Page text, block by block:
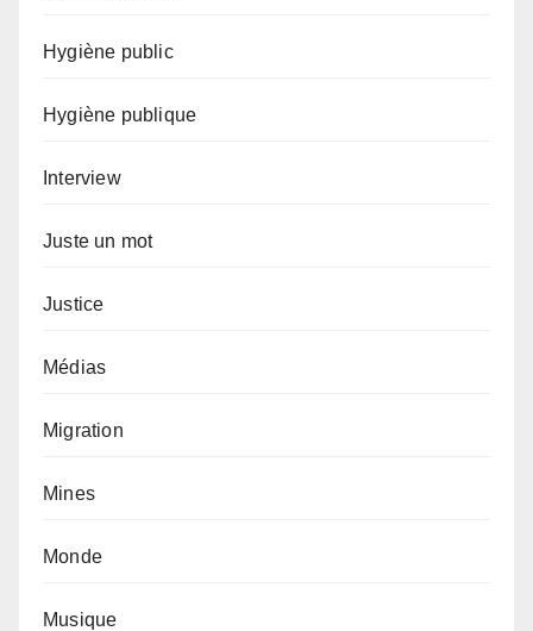
Hygiène public
Hygiène publique
Interview
Juste un mot
Justice
Médias
Migration
Mines
Monde
Musique